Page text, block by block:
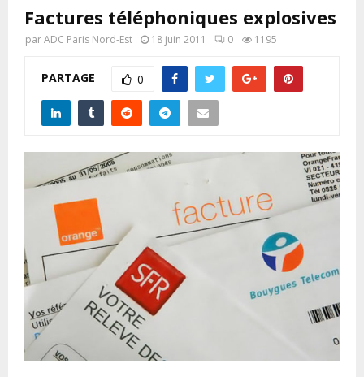
Factures téléphoniques explosives
parADC Paris Nord-Est 18 juin 2011 0 1195
PARTAGE 0